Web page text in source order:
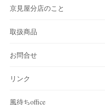
京見屋分店のこと
取扱商品
お問合せ
リンク
風待ちoffice